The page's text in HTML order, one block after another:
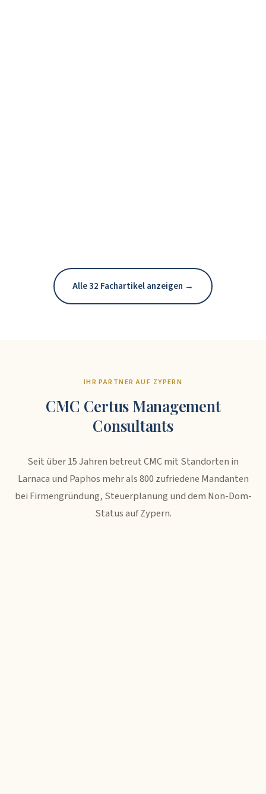
Alle 32 Fachartikel anzeigen →
IHR PARTNER AUF ZYPERN
CMC Certus Management
Consultants
Seit über 15 Jahren betreut CMC mit Standorten in
Larnaca und Paphos mehr als 800 zufriedene Mandanten
bei Firmengründung, Steuerplanung und dem Non-Dom-
Status auf Zypern.